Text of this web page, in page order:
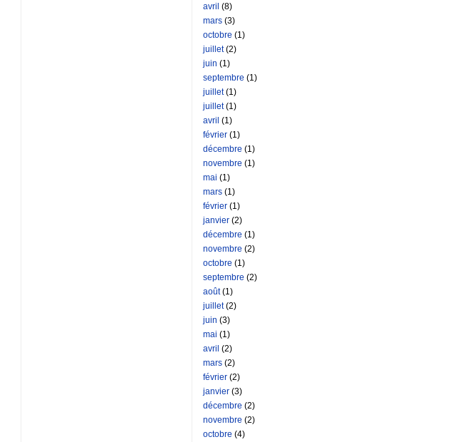
avril (8)
mars (3)
octobre (1)
juillet(2)
juin (1)
septembre (1)
juillet(1)
juillet(1)
avril (1)
février (1)
décembre (1)
novembre (1)
mai (1)
mars (1)
février (1)
janvier (2)
décembre (1)
novembre (2)
octobre (1)
septembre (2)
août(1)
juillet(2)
juin (3)
mai (1)
avril (2)
mars (2)
février (2)
janvier (3)
décembre (2)
novembre (2)
octobre (4)